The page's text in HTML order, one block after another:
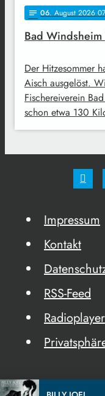
notes 06. August 2026
Bad
Der Hitzesommer
Aisch ausgelöst.
Fischereiverein
schon etwa 130
Impressum
Kontakt
RSS-Feed
Radioplayer